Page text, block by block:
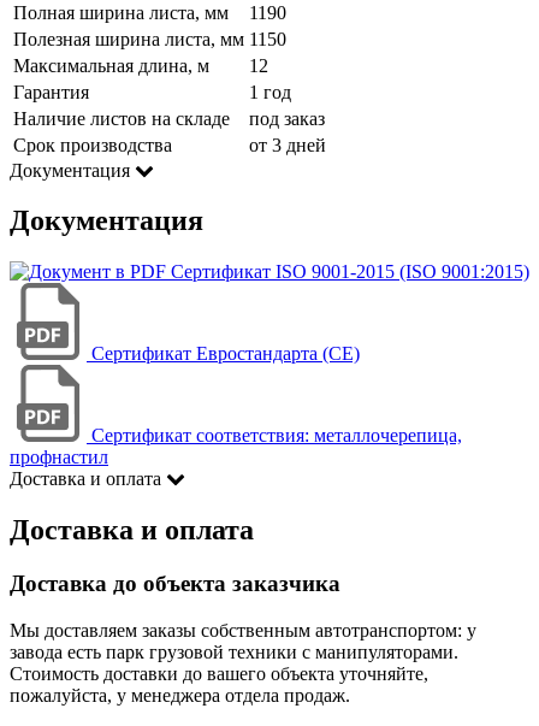
Полная ширина листа, мм
1190
Полезная ширина листа, мм 1150
Максимальная длина, м
12
Гарантия
1 год
Наличие листов на складе
под заказ
Срок производства
от 3 дней
Документация
Документация
Сертификат ISO 9001-2015 (ISO 9001:2015)
Сертификат Евростандарта (CE)
Сертификат соответствия: металлочерепица,
профнастил
Доставка и оплата
Доставка и оплата
Доставка до объекта заказчика
Мы доставляем заказы собственным автотранспортом: у
завода есть парк грузовой техники с манипуляторами.
Стоимость доставки до вашего объекта уточняйте,
пожалуйста, у менеджера отдела продаж.